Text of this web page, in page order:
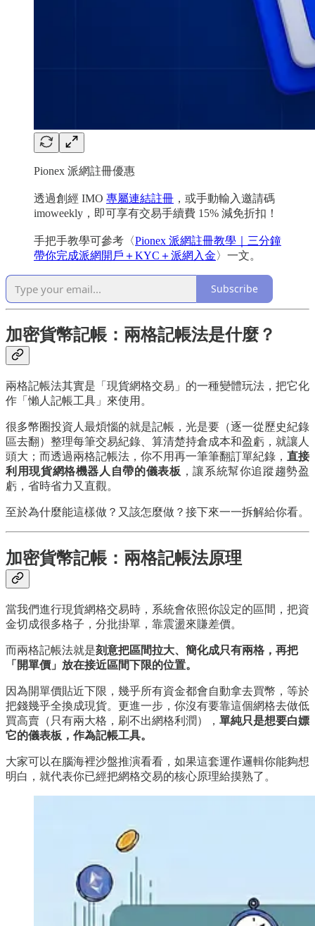
Pionex 派網註冊優惠
透過創經 IMO 專屬連結註冊 ，或手動輸入邀請碼
imoweekly，即可享有交易手續費 15% 減免折扣！
手把手教學可參考〈Pionex 派網註冊教學｜三分鐘
帶你完成派網開戶＋KYC＋派網入金〉一文。
Subscribe
加密貨幣記帳：兩格記帳法是什麼？
兩格記帳法其實是「現貨網格交易」的一種變體玩法，把它化
作「懶人記帳工具」來使用。
很多幣圈投資人最煩惱的就是記帳，光是要（逐一從歷史紀錄
區去翻）整理每筆交易紀錄、算清楚持倉成本和盈虧，就讓人
頭大；而透過兩格記帳法，你不用再一筆筆翻訂單紀錄， 直接
利用現貨網格機器人自帶的儀表板 ，讓系統幫你追蹤趨勢盈
虧，省時省力又直觀。
至於為什麼能這樣做？又該怎麼做？接下來一一拆解給你看。
加密貨幣記帳：兩格記帳法原理
當我們進行現貨網格交易時，系統會依照你設定的區間，把資
金切成很多格子，分批掛單，靠震盪來賺差價。
而兩格記帳法就是刻意把區間拉大、簡化成只有兩格，再把
「開單價」放在接近區間下限的位置。
因為開單價貼近下限，幾乎所有資金都會自動拿去買幣，等於
把錢幾乎全換成現貨。更進一步，你沒有要靠這個網格去做低
買高賣（只有兩大格，刷不出網格利潤）， 單純只是想要白嫖
它的儀表板，作為記帳工具。
大家可以在腦海裡沙盤推演看看，如果這套運作邏輯你能夠想
明白，就代表你已經把網格交易的核心原理給摸熟了。